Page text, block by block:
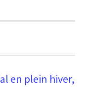
en plein hiver,